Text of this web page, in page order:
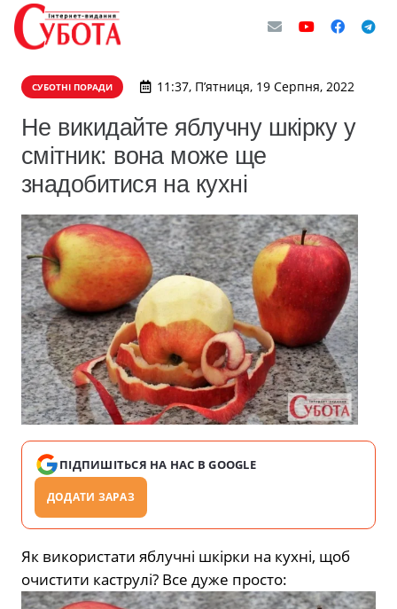
СУБОТНІ ПОРАДИ 11:37, П’ятниця, 19 Серпня, 2022
Не викидайте яблучну шкірку у
смітник: вона може ще
знадобитися на кухні
ПІДПИШІТЬСЯ НА НАС В GOOGLE
ДОДАТИ ЗАРАЗ
Як використати яблучні шкірки на кухні, щоб
очистити каструлі? Все дуже просто: